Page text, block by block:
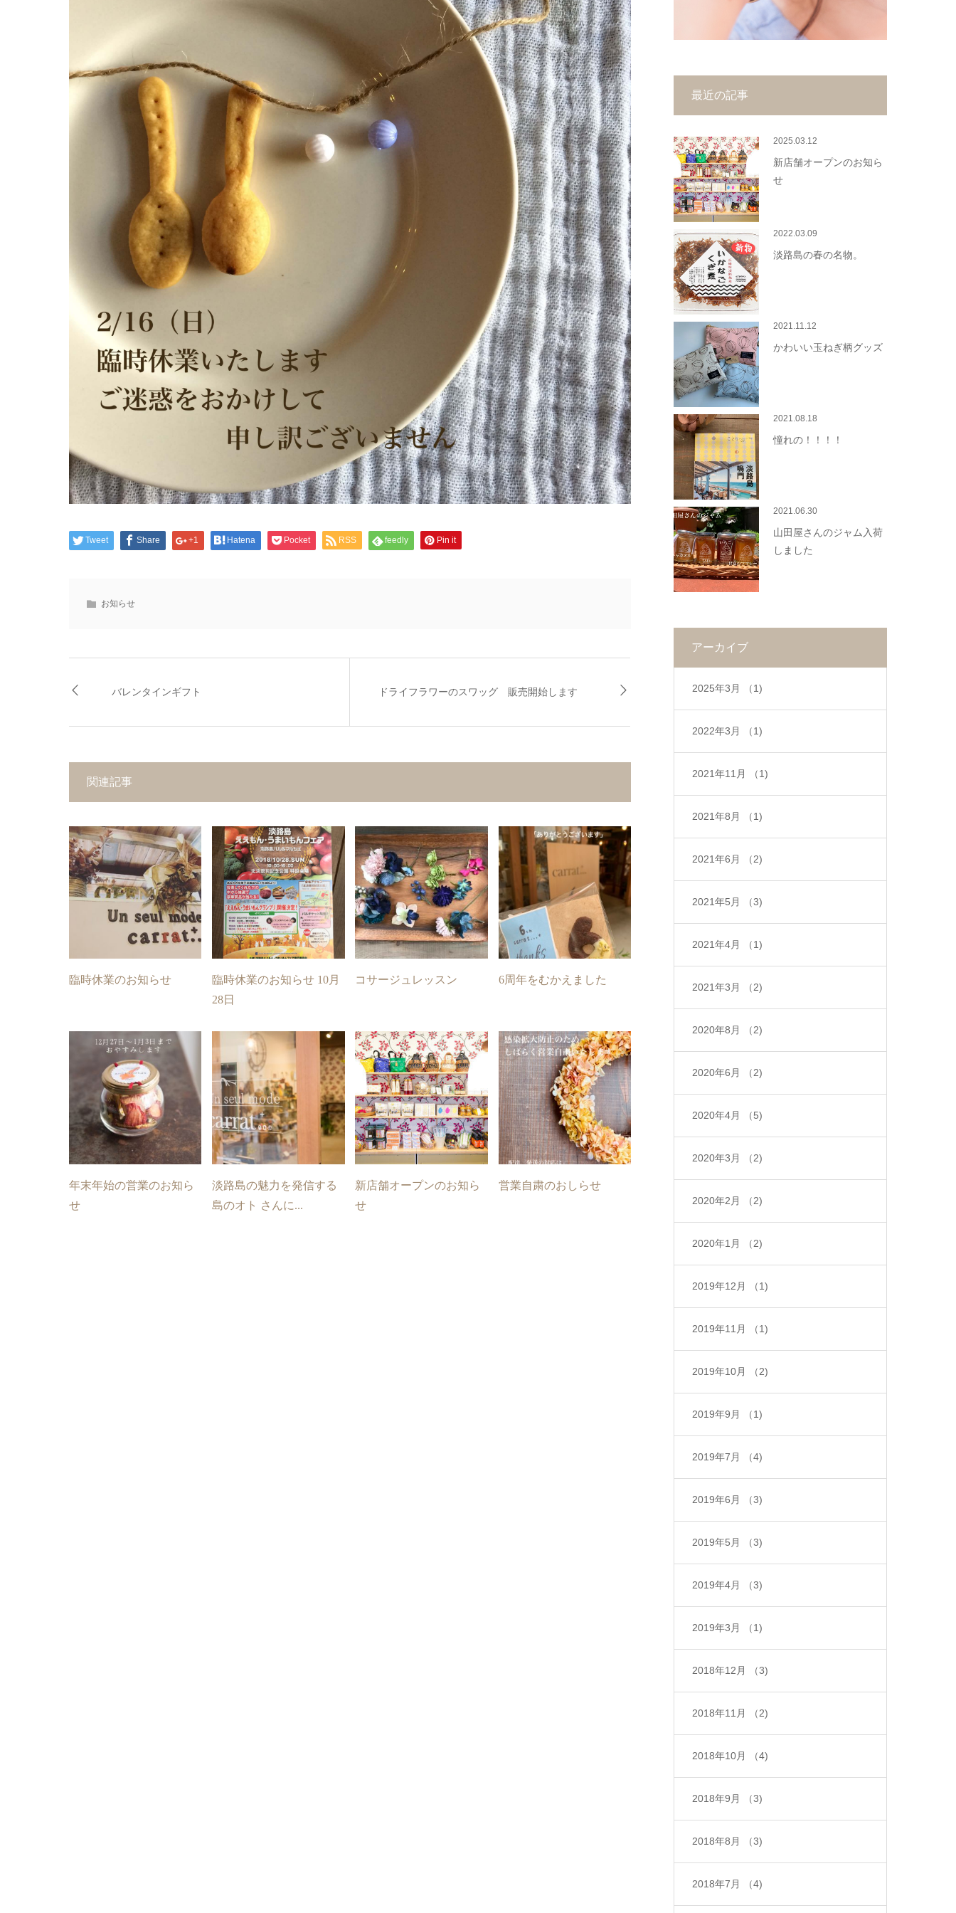
Tweet Share +1 Hatena Pocket RSS feedly Pin it
お知らせ
バレンタインギフト ドライフラワーのスワッグ 販売開始します
関連記事
臨時休業のお知らせ
臨時休業のお知らせ 10月
28日
コサージュレッスン 6周年をむかえました
年末年始の営業のお知ら
せ
淡路島の魅力を発信する
島のオト さんに...
新店舗オープンのお知ら
せ
営業自粛のおしらせ
最近の記事
2025.03.12
新店舗オープンのお知ら
せ
2022.03.09
淡路島の春の名物。
2021.11.12
かわいい玉ねぎ柄グッズ
2021.08.18
憧れの！！！！
2021.06.30
山田屋さんのジャム入荷
しました
アーカイブ
2025年3月 （1)
2022年3月 （1)
2021年11月 （1)
2021年8月 （1)
2021年6月 （2)
2021年5月 （3)
2021年4月 （1)
2021年3月 （2)
2020年8月 （2)
2020年6月 （2)
2020年4月 （5)
2020年3月 （2)
2020年2月 （2)
2020年1月 （2)
2019年12月 （1)
2019年11月 （1)
2019年10月 （2)
2019年9月 （1)
2019年7月 （4)
2019年6月 （3)
2019年5月 （3)
2019年4月 （3)
2019年3月 （1)
2018年12月 （3)
2018年11月 （2)
2018年10月 （4)
2018年9月 （3)
2018年8月 （3)
2018年7月 （4)